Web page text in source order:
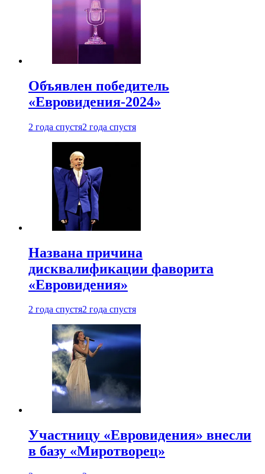
Объявлен победитель
«Евровидения-2024»
2 года спустя2 года спустя
Названа причина
дисквалификации фаворита
«Евровидения»
2 года спустя2 года спустя
Участницу «Евровидения» внесли
в базу «Миротворец»